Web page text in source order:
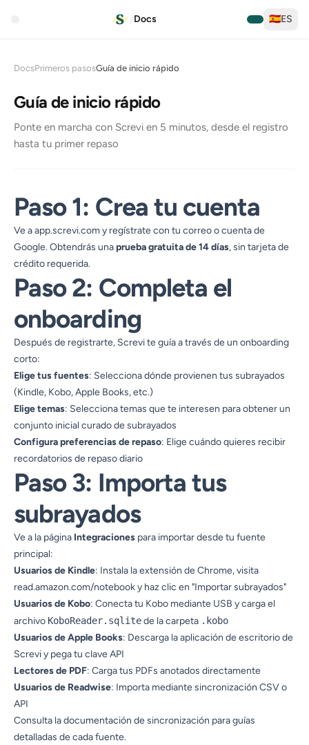
/Docs 🇪🇸ES
DocsPrimeros pasosGuía de inicio rápido
Guía de inicio rápido
Ponte en marcha con Screvi en 5 minutos, desde el registro
hasta tu primer repaso
Paso 1: Crea tu cuenta
Ve aapp.screvi.comy regístrate con tu correo o cuenta de
Google. Obtendrás unaprueba gratuita de 14 días, sin tarjeta de
crédito requerida.
Paso 2: Completa el
onboarding
Después de registrarte, Screvi te guía a través de un onboarding
corto:
Elige tus fuentes: Selecciona dónde provienen tus subrayados
(Kindle, Kobo, Apple Books, etc.)
Elige temas: Selecciona temas que te interesen para obtener un
conjunto inicial curado de subrayados
Configura preferencias de repaso: Elige cuándo quieres recibir
recordatorios de repaso diario
Paso 3: Importa tus
subrayados
Ve a la página Integraciones para importar desde tu fuente
principal:
Usuarios de Kindle: Instala laextensión de Chrome, visita
read.amazon.com/notebooky haz clic en "Importar subrayados"
Usuarios de Kobo: Conecta tu Kobo mediante USB y carga el
archivo KoboReader.sqlitede la carpeta .kobo
Usuarios de Apple Books: Descarga la aplicación de escritorio de
Screvi y pega tu clave API
Lectores de PDF: Carga tus PDFs anotados directamente
Usuarios de Readwise: Importa mediante sincronización CSV o
API
Consulta ladocumentación de sincronización para guías
detalladas de cada fuente.